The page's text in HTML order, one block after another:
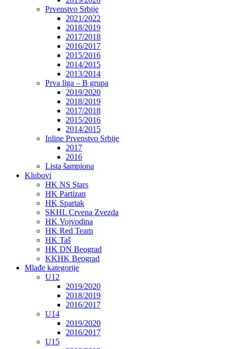
Prvenstvo Srbije
2021/2022
2018/2019
2017/2018
2016/2017
2015/2016
2014/2015
2013/2014
Prva liga – B grupa
2019/2020
2018/2019
2017/2018
2015/2016
2014/2015
Inline Prvenstvo Srbije
2017
2016
Lista šampiona
Klubovi
HK NS Stars
HK Partizan
HK Spartak
SKHL Crvena Zvezda
HK Vojvodina
HK Red Team
HK Taš
HK DN Beograd
KKHK Beograd
Mlađe kategorije
U12
2019/2020
2018/2019
2016/2017
U14
2019/2020
2016/2017
U15